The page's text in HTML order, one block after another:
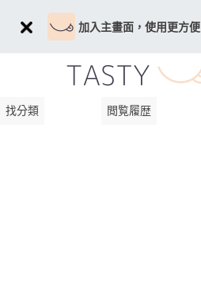
加入主畫面，使用更方便
找分類 閲覧履歴